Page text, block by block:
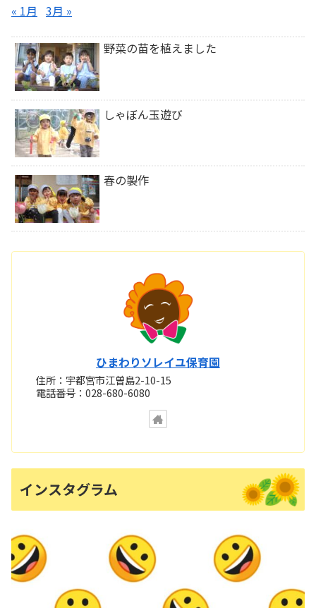
« 1月 3月 »
野菜の苗を植えました
しゃぼん玉遊び
春の製作
ひまわりソレイユ保育園
住所：宇都宮市江曽島2-10-15
電話番号：028-680-6080
インスタグラム